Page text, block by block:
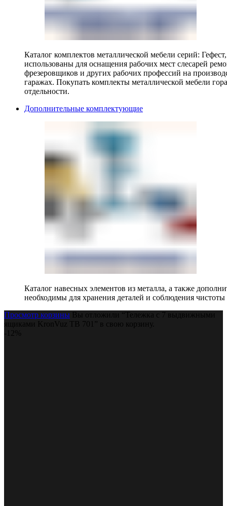
Каталог комплектов металлической мебели серий:
использованы для оснащения рабочих мест слесарей
фрезеровщиков и других рабочих профессий на
гаражах. Покупать комплекты металлической мебели
отдельности.
Дополнительные комплектующие
Каталог навесных элементов из металла, а также
необходимы для хранения деталей и соблюдения чистоты
Просмотр корзины Вы отложили “Тележка с 7 выдвижными
ящиками KronVuz TB 701” в свою корзину.
-12%